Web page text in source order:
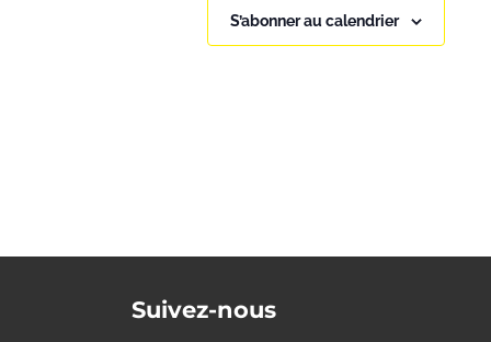
S’abonner au calendrier
Suivez-nous